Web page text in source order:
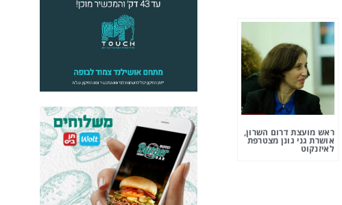
ראש מועצת דרום השרון,
אושרת גני גונן מצטרפת
לאיזנקוט